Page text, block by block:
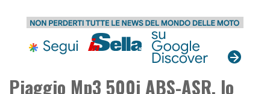
Piaggio Mp3 500i ABS-ASR, lo